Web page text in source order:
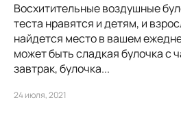
Восхитительные воздушные
теста нравятся и детям, и
найдется место в вашем
может быть сладкая булочка с
завтрак, булочка...
24 июля, 2021